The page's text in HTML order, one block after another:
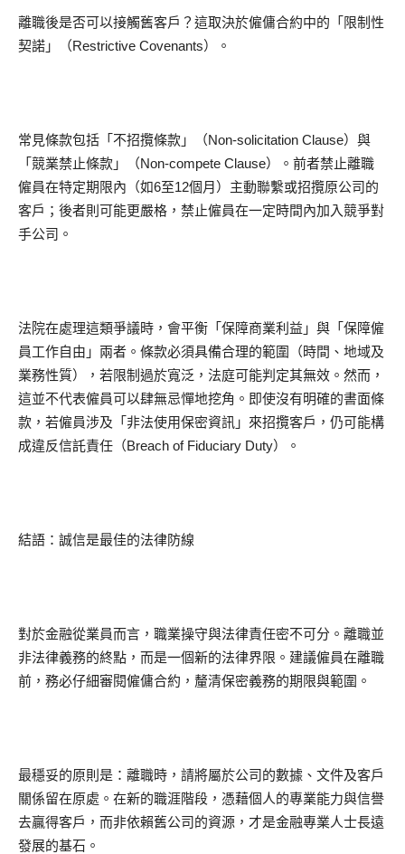
離職後是否可以接觸舊客戶？這取決於僱傭合約中的「限制性
契諾」（Restrictive Covenants）。
常見條款包括「不招攬條款」（Non-solicitation Clause）與
「競業禁止條款」（Non-compete Clause）。前者禁止離職
僱員在特定期限內（如6至12個月）主動聯繫或招攬原公司的
客戶；後者則可能更嚴格，禁止僱員在一定時間內加入競爭對
手公司。
法院在處理這類爭議時，會平衡「保障商業利益」與「保障僱
員工作自由」兩者。條款必須具備合理的範圍（時間、地域及
業務性質），若限制過於寬泛，法庭可能判定其無效。然而，
這並不代表僱員可以肆無忌憚地挖角。即使沒有明確的書面條
款，若僱員涉及「非法使用保密資訊」來招攬客戶，仍可能構
成違反信託責任（Breach of Fiduciary Duty）。
結語：誠信是最佳的法律防線
對於金融從業員而言，職業操守與法律責任密不可分。離職並
非法律義務的終點，而是一個新的法律界限。建議僱員在離職
前，務必仔細審閱僱傭合約，釐清保密義務的期限與範圍。
最穩妥的原則是：離職時，請將屬於公司的數據、文件及客戶
關係留在原處。在新的職涯階段，憑藉個人的專業能力與信譽
去贏得客戶，而非依賴舊公司的資源，才是金融專業人士長遠
發展的基石。